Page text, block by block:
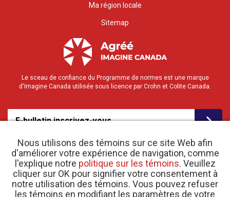
Nous utilisons des témoins sur ce site Web afin
d'améliorer votre expérience de navigation, comme
l'explique notre politique sur les témoins. Veuillez
cliquer sur OK pour signifier votre consentement à
notre utilisation des témoins. Vous pouvez refuser
les témoins en modifiant les paramètres de votre
Ma région locale
Sitemap
Le sceau de confiance du Programme de normes est une marque
d'Imagine Canada utilisée sous licence par Crohn et Colite Canada.
E-bulletin inscrivez-vous